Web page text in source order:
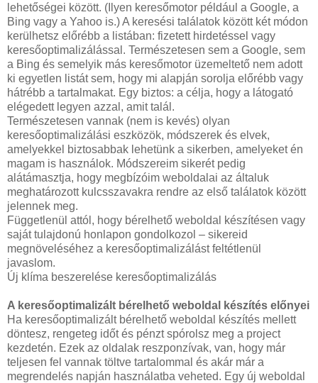
lehetőségei között. (Ilyen keresőmotor például a Google, a
Bing vagy a Yahoo is.) A keresési találatok között két módon
kerülhetsz előrébb a listában: fizetett hirdetéssel vagy
keresőoptimalizálással. Természetesen sem a Google, sem
a Bing és semelyik más keresőmotor üzemeltető nem adott
ki egyetlen listát sem, hogy mi alapján sorolja előrébb vagy
hátrébb a tartalmakat. Egy biztos: a célja, hogy a látogató
elégedett legyen azzal, amit talál.
Természetesen vannak (nem is kevés) olyan
keresőoptimalizálási eszközök, módszerek és elvek,
amelyekkel biztosabbak lehetünk a sikerben, amelyeket én
magam is használok. Módszereim sikerét pedig
alátámasztja, hogy megbízóim weboldalai az általuk
meghatározott kulcsszavakra rendre az első találatok között
jelennek meg.
Függetlenül attól, hogy bérelhető weboldal készítésen vagy
saját tulajdonú honlapon gondolkozol – sikereid
megnöveléséhez a keresőoptimalizálást feltétlenül
javaslom.
Új klíma beszerelése keresőoptimalizálás
A keresőoptimalizált bérelhető weboldal készítés előnyei
Ha keresőoptimalizált bérelhető weboldal készítés mellett
döntesz, rengeteg időt és pénzt spórolsz meg a project
kezdetén. Ezek az oldalak reszponzívak, van, hogy már
teljesen fel vannak töltve tartalommal és akár már a
megrendelés napján használatba veheted. Egy új weboldal